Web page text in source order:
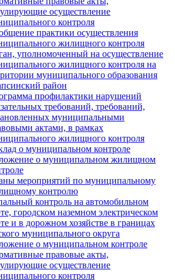
осуществление
контроля
практики осуществления
жилищного контроля
уполномоченный на осуществление
жилищного контроля на
муниципального образования
район
профилактики нарушений
требований, требований,
муниципальными
актами, в рамках
жилищного контроля
о муниципальном контроле
о муниципальном жилищном
мероприятий по муниципальному
контролю
контроль на автомобильном
городском наземном электрическом
и в дорожном хозяйстве в границах
муниципального округа
о муниципальном контроле
правовые акты,
осуществление
контроля